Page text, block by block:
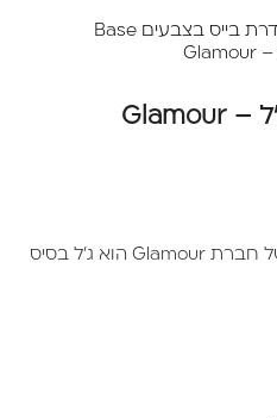
סדרת בייס בצבעים Base
ג’ל בסיס מס’ 18 BASE TONE של חברת Glamour הוא ג’ל בסיס
את הציפורן הטבעית (מבנה